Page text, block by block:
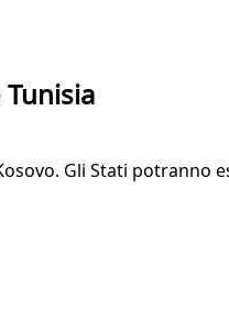
Gli Stati